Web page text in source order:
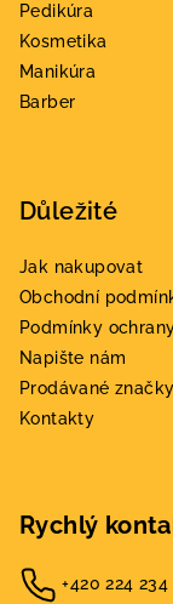
Pedikúra
Kosmetika
Manikúra
Barber
Důležité
Jak nakupovat
Obchodní
Podmínky
Napište nám
Prodávané značky
Kontakty
Rychlý
+420 224 234